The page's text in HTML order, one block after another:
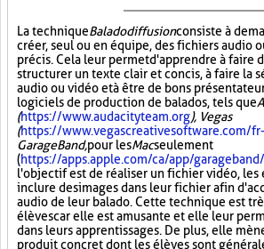
La techniqueBaladodiffusionconsiste à
créer, seul ou en équipe, des fichiers audio
précis. Cela leur permet d'apprendre à faire
structurer un texte clair et concis, à faire la
audio ou vidéo et à être de bons
logiciels de production de balados, tels que
(https://www.audacityteam.org), Vegas
(https://www.vegascreativesoftware.com/
GarageBand,pour lesMacseulement
(https://apps.apple.com/ca/app/
l'objectif est de réaliser un fichier vidéo, les
inclure des images dans leur fichier afin
audio de leur balado. Cette technique est
élèves car elle est amusante et elle leur
dans leurs apprentissages. De plus, elle
produit concret dont les élèves sont